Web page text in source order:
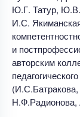
Ю.Г. Татур,
И.С.
и
авторским
Н.Ф.Радионова,